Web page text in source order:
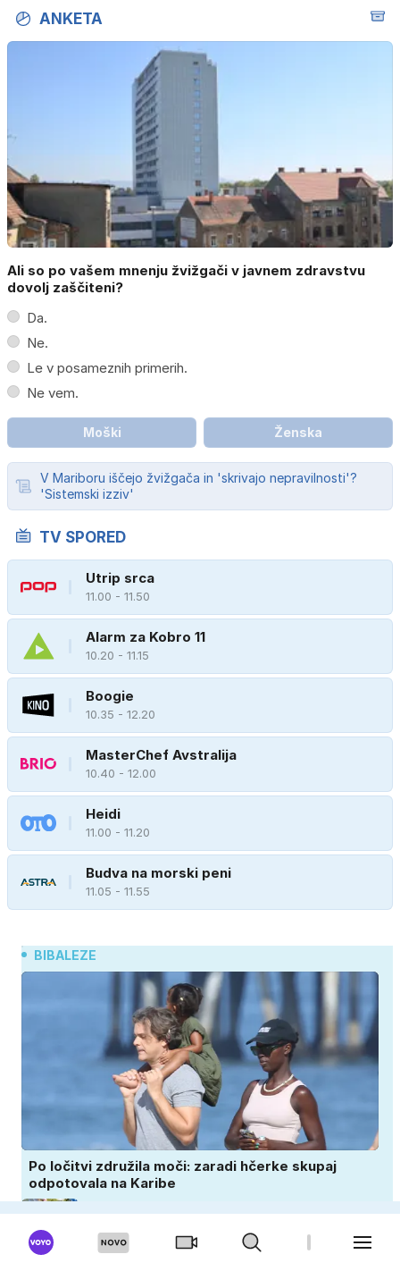
ANKETA
Ali so po vašem mnenju žvižgači v javnem zdravstvu
dovolj zaščiteni?
Da.
Ne.
Le v posameznih primerih.
Ne vem.
Moški Ženska
V Mariboru iščejo žvižgača in 'skrivajo nepravilnosti'?
'Sistemski izziv'
TV SPORED
Utrip srca
11.00 - 11.50
Alarm za Kobro 11
10.20 - 11.15
Boogie
10.35 - 12.20
MasterChef Avstralija
10.40 - 12.00
Heidi
11.00 - 11.20
Budva na morski peni
11.05 - 11.55
BIBALEZE
Po ločitvi združila moči: zaradi hčerke skupaj
odpotovala na Karibe
Babica je imela prav: 8 stvari, ki jih danes
starši znova odkrivajo